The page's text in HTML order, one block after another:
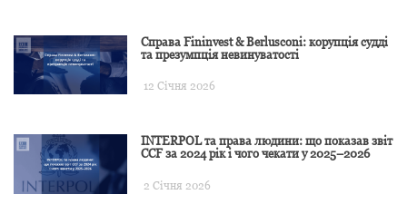
Справа Fininvest & Berlusconi: корупція судді
та презумпція невинуватості
12 Січня 2026
INTERPOL та права людини: що показав звіт
CCF за 2024 рік і чого чекати у 2025–2026
2 Січня 2026